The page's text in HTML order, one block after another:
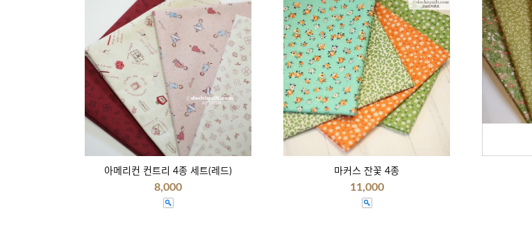
아메리컨 컨트리 4종 세트(레드)
8,000
마커스 잔꽃 4종
11,000